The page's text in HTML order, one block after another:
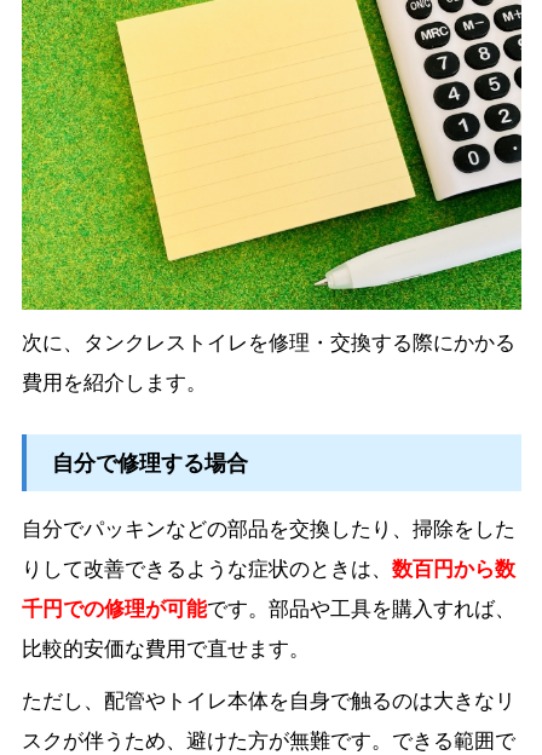
次に、タンクレストイレを修理・交換する際にかかる
費用を紹介します。
自分で修理する場合
自分でパッキンなどの部品を交換したり、掃除をした
りして改善できるような症状のときは、 数百円から数
千円での修理が可能です。部品や工具を購入すれば、
比較的安価な費用で直せます。
ただし、配管やトイレ本体を自身で触るのは大きなリ
スクが伴うため、避けた方が無難です。できる範囲で